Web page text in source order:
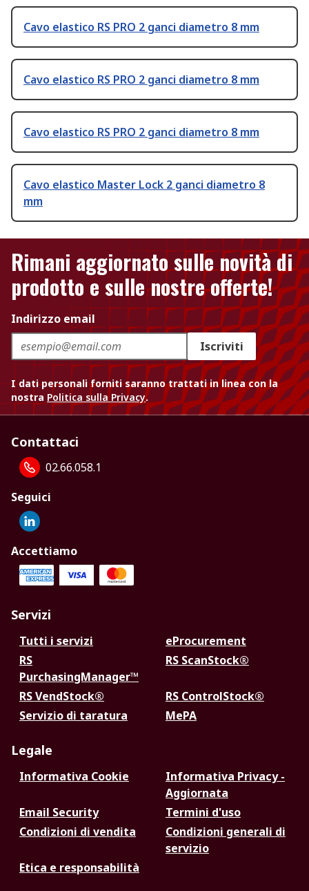
Cavo elastico RS PRO 2 ganci diametro 8 mm
Cavo elastico RS PRO 2 ganci diametro 8 mm
Cavo elastico RS PRO 2 ganci diametro 8 mm
Cavo elastico Master Lock 2 ganci diametro 8
mm
Rimani aggiornato sulle novità di
prodotto e sulle nostre offerte!
Indirizzo email
Iscriviti
I dati personali forniti saranno trattati in linea con la
nostra Politica sulla Privacy.
Contattaci
02.66.058.1
Seguici
Accettiamo
Servizi
Tutti i servizi
eProcurement
RS
PurchasingManager™
RS ScanStock®
RS VendStock®
RS ControlStock®
Servizio di taratura
MePA
Legale
Informativa Cookie
Informativa Privacy -
Aggiornata
Email Security
Termini d'uso
Condizioni di vendita
Condizioni generali di
servizio
Etica e responsabilità